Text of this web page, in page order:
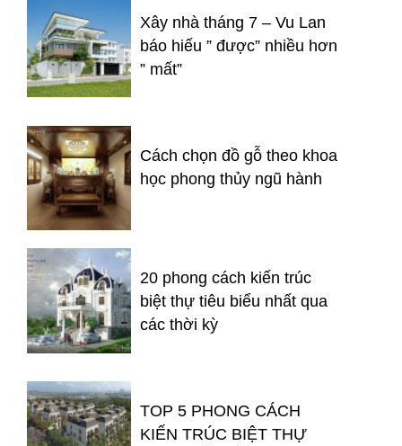
Xây nhà tháng 7 – Vu Lan
báo hiếu ” được” nhiều hơn
” mất”
Cách chọn đồ gỗ theo khoa
học phong thủy ngũ hành
20 phong cách kiến trúc
biệt thự tiêu biểu nhất qua
các thời kỳ
TOP 5 PHONG CÁCH
KIẾN TRÚC BIỆT THỰ